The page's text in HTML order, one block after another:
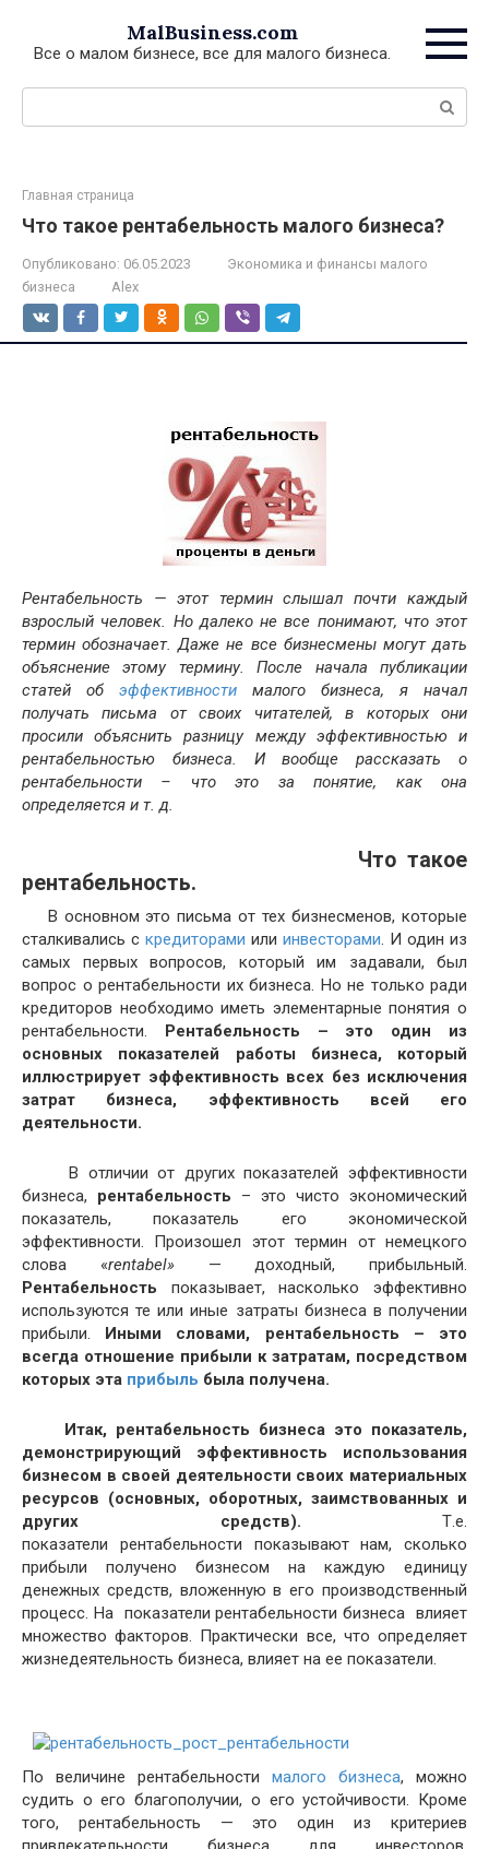
контенту
MalBusiness.com
Все о малом бизнесе, все для малого бизнеса.
Поиск:
Главная страница
Что такое рентабельность малого бизнеса?
Опубликовано: 06.05.2023
Экономика и финансы малого
бизнеса
Alex
Рентабельность — этот термин слышал почти каждый
взрослый человек. Но далеко не все понимают, что этот
термин обозначает. Даже не все бизнесмены могут дать
объяснение этому термину.
После начала публикации
статей об эффективности малого бизнеса, я начал
получать письма от своих читателей, в которых они
просили объяснить разницу между эффективностью и
рентабельностью бизнеса. И вообще рассказать о
рентабельности – что это за понятие, как она
определяется и т. д.
Что такое
рентабельность.
В основном это письма от тех бизнесменов, которые
сталкивались с кредиторами или инвесторами. И один из
самых первых вопросов, который им задавали, был
вопрос о рентабельности их бизнеса. Но не только ради
кредиторов необходимо иметь элементарные понятия о
рентабельности. Рентабельность – это один из
основных показателей работы бизнеса, который
иллюстрирует эффективность всех без исключения
затрат бизнеса, эффективность всей его
деятельности.
В отличии от других показателей эффективности
бизнеса, рентабельность – это чисто экономический
показатель, показатель его экономической
эффективности. Произошел этот термин от немецкого
слова «rentabel» — доходный, прибыльный.
Рентабельность показывает, насколько эффективно
используются те или иные затраты бизнеса в получении
прибыли. Иными словами, рентабельность – это
всегда отношение прибыли к затратам, посредством
которых эта прибыль была получена.
Итак, рентабельность бизнеса это показатель,
демонстрирующий эффективность использования
бизнесом в своей деятельности своих материальных
ресурсов (основных, оборотных, заимствованных и
других средств). Т.е.
показатели рентабельности показывают нам, сколько
прибыли получено бизнесом на каждую единицу
денежных средств, вложенную в его производственный
процесс. На показатели рентабельности бизнеса влияет
множество факторов. Практически все, что определяет
жизнедеятельность бизнеса, влияет на ее показатели.
По величине рентабельности малого бизнеса, можно
судить о его благополучии, о его устойчивости. Кроме
того, рентабельность — это один из критериев